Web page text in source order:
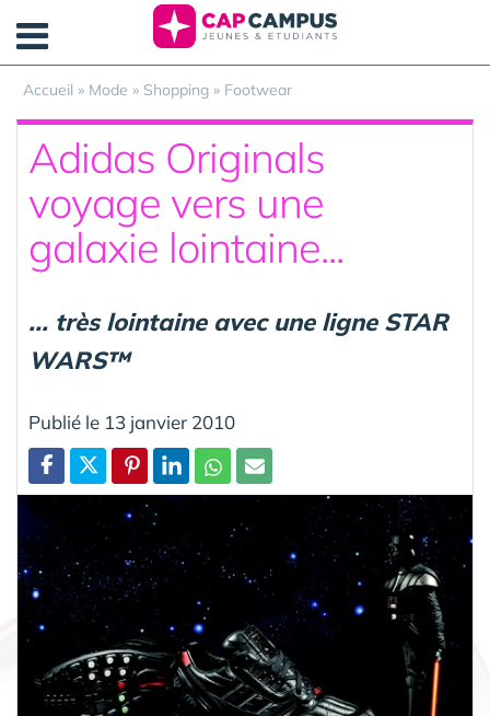
Accueil » Mode » Shopping » Footwear
Adidas Originals
voyage vers une
galaxie lointaine...
... très lointaine avec une ligne STAR
WARS™
Publié le 13 janvier 2010
Partager
Panneau de gestion des cookies